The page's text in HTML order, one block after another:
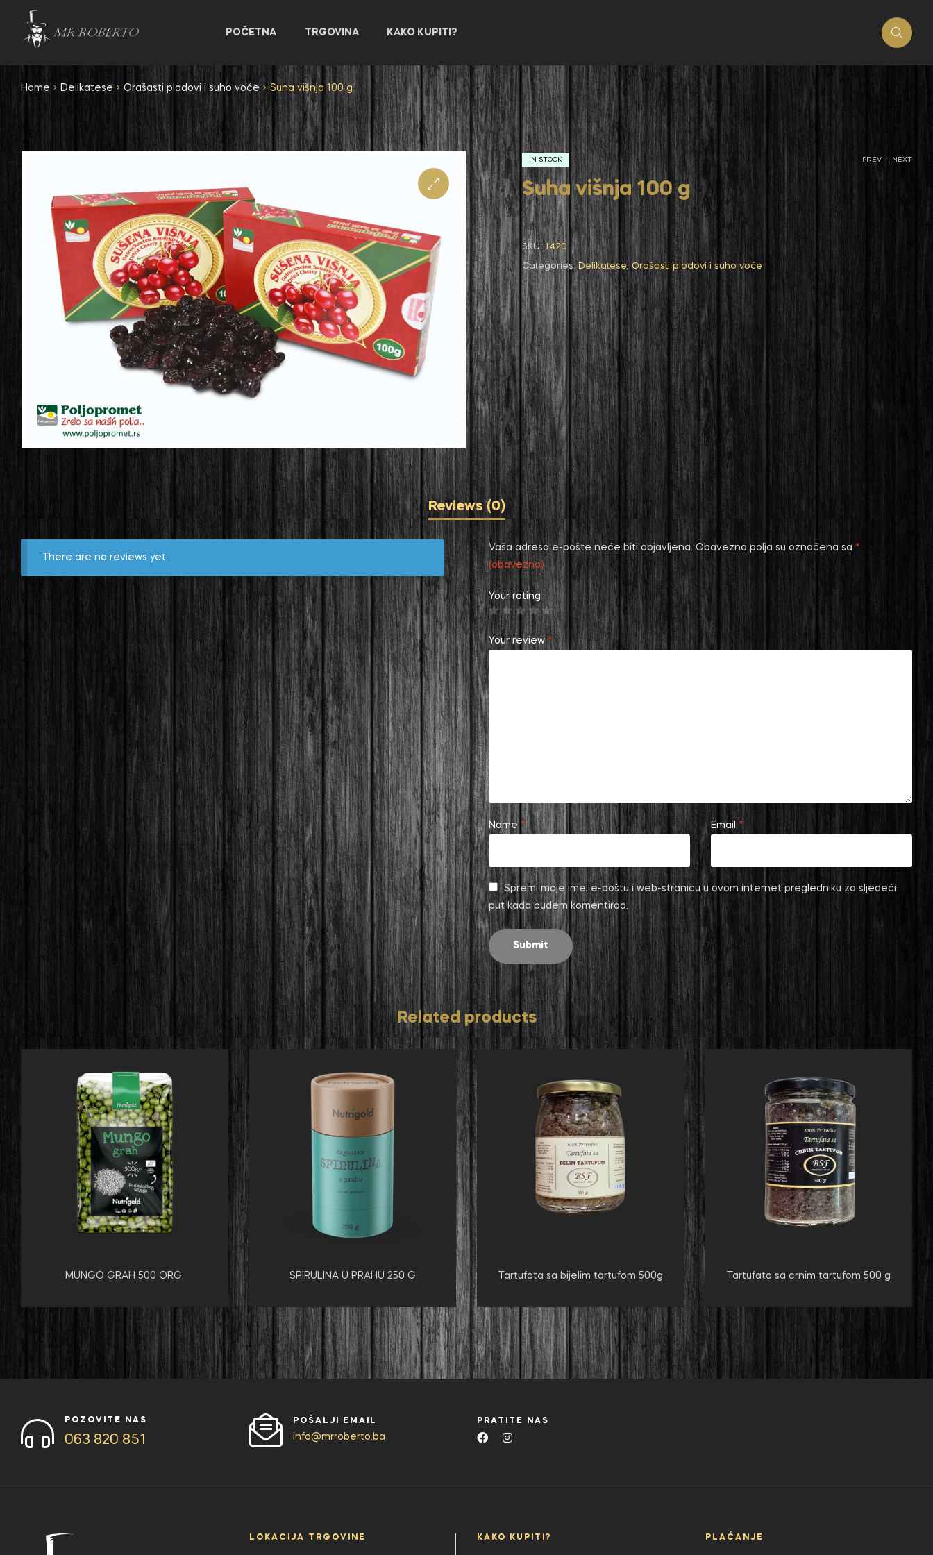
POČETNA TRGOVINA KAKO KUPITI?
Home Delikatese Orašasti plodovi i suho voće Suha višnja 100 g
PREV . NEXT
IN STOCK
Suha višnja 100 g
SKU:1420
Categories:Delikatese,Orašasti plodovi i suho voće
Reviews (0)
There are no reviews yet.
Vaša adresa e-pošte neće biti objavljena. Obavezna polja su označena sa *
(obavezno)
Your rating
Your review*
Name * Email *
Spremi moje ime, e-poštu i web-stranicu u ovom internet pregledniku za sljedeći
put kada budem komentirao.
Related products
MUNGO GRAH 500 ORG. SPIRULINA U PRAHU 250 G Tartufata sa bijelim tartufom 500g Tartufata sa crnim tartufom 500 g
POZOVITE NAS
063 820 851
POŠALJI EMAIL
info@mrroberto.ba
PRATITE NAS
LOKACIJA TRGOVINE KAKO KUPITI? PLAĆANJE